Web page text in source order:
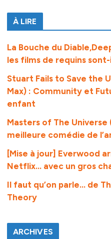
À LIRE
La Bouche du
les films de requins sont-
Stuart Fails to Save the
Max) : Community et
enfant
Masters of The Universe
meilleure comédie de
[Mise à jour] Everwood
Netflix… avec un gros
Il faut qu’on parle… de
Theory
ARCHIVES